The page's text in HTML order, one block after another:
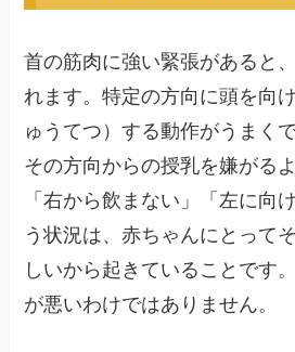
首の筋肉に強い緊張があると
れます。特定の方向に頭を向
ゅうてつ）する動作がうまく
その方向からの授乳を嫌がる
「右から飲まない」「左に向
う状況は、赤ちゃんにとって
しいから起きていることです
が悪いわけではありません。